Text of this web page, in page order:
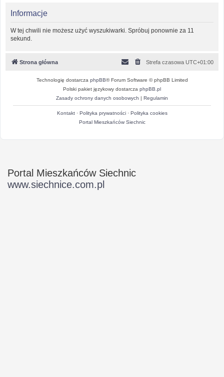
Informacje
W tej chwili nie możesz użyć wyszukiwarki. Spróbuj ponownie za 11
sekund.
Strona główna Strefa czasowa UTC+01:00
Technologię dostarcza phpBB® Forum Software © phpBB Limited
Polski pakiet językowy dostarcza phpBB.pl
Zasady ochrony danych osobowych | Regulamin
Kontakt· Polityka prywatności· Polityka cookies
Portal Mieszkańców Siechnic
Portal Mieszkańców Siechnic
www.siechnice.com.pl